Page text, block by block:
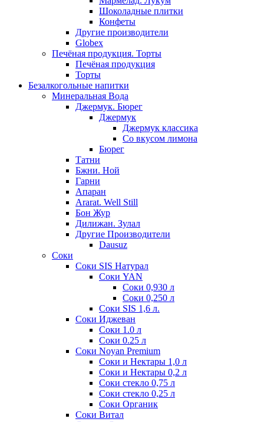
Шоколадные плитки
Конфеты
Другие производители
Globex
Печёная продукция. Торты
Печёная продукция
Торты
Безалкогольные напитки
Минеральная Вода
Джермук. Бюрег
Джермук
Джермук классика
Со вкусом лимона
Бюрег
Татни
Бжни. Ной
Гарни
Апаран
Ararat. Well Still
Бон Жур
Дилижан. Зулал
Другие Производители
Dausuz
Соки
Соки SIS Натурал
Соки YAN
Соки 0,930 л
Соки 0,250 л
Соки SIS 1,6 л.
Соки Иджеван
Соки 1.0 л
Соки 0.25 л
Соки Noyan Premium
Соки и Нектары 1,0 л
Соки и Нектары 0,2 л
Соки стекло 0,75 л
Соки стекло 0,25 л
Соки Органик
Соки Витал